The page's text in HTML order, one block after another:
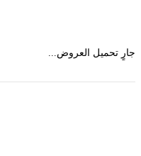
تحميل العروض...